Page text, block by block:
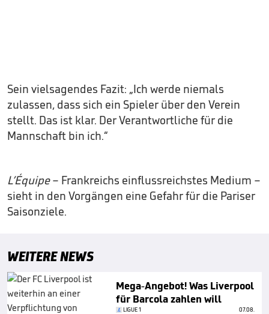
Sein vielsagendes Fazit: „Ich werde niemals
zulassen, dass sich ein Spieler über den Verein
stellt. Das ist klar. Der Verantwortliche für die
Mannschaft bin ich.“
L’Équipe– Frankreichs einflussreichstes Medium –
sieht in den Vorgängen eine Gefahr für die Pariser
Saisonziele.
WEITERE NEWS
Mega-Angebot! Was Liverpool
für Barcola zahlen will
LIGUE 1 07.08.